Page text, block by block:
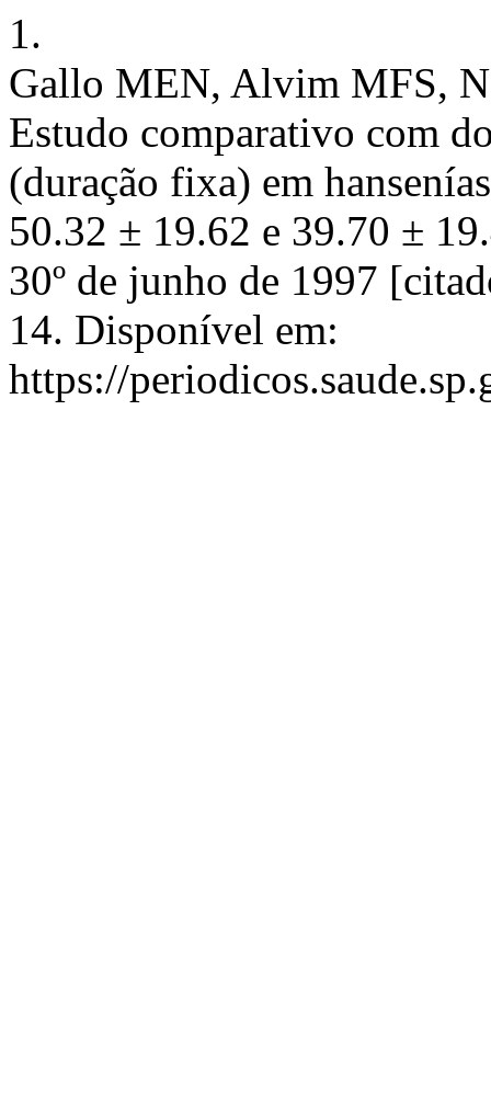
1.
Gallo MEN, Alvim MFS,
Estudo comparativo com
(duração fixa) em
50.32 ± 19.62 e 39.70 ±
30º de junho de 1997
14. Disponível em:
https://